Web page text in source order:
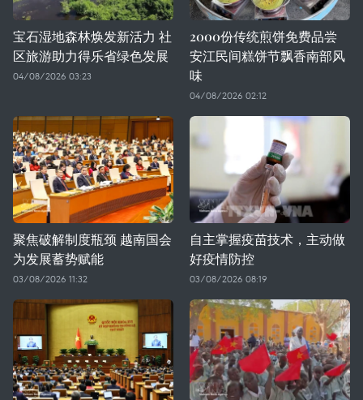
宝石湿地森林焕发新活力 社
区旅游助力得乐省绿色发展
04/08/2026 03:23
2000份传统煎饼免费品尝
安江民间糕饼节飘香南部风
味
04/08/2026 02:12
聚焦破解制度瓶颈 越南国会
为发展蓄势赋能
03/08/2026 11:32
自主掌握疫苗技术，主动做
好疫情防控
03/08/2026 08:19